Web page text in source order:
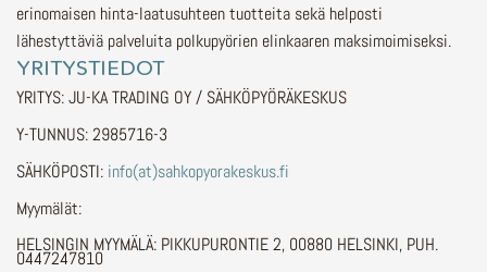
erinomaisen hinta-laatusuhteen tuotteita sekä helposti
lähestyttäviä palveluita polkupyörien elinkaaren maksimoimiseksi.
YRITYSTIEDOT
YRITYS: JU-KA TRADING OY / SÄHKÖPYÖRÄKESKUS
Y-TUNNUS: 2985716-3
SÄHKÖPOSTI: info(at)sahkopyorakeskus.fi
Myymälät:
HELSINGIN MYYMÄLÄ: PIKKUPURONTIE 2, 00880 HELSINKI, PUH.
0447247810